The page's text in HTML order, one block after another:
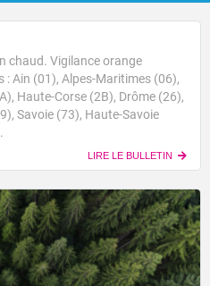
chaud. Vigilance orange
Ain (01), Alpes-Maritimes (06),
Haute-Corse (2B), Drôme (26),
Savoie (73), Haute-Savoie
LIRE LE BULLETIN